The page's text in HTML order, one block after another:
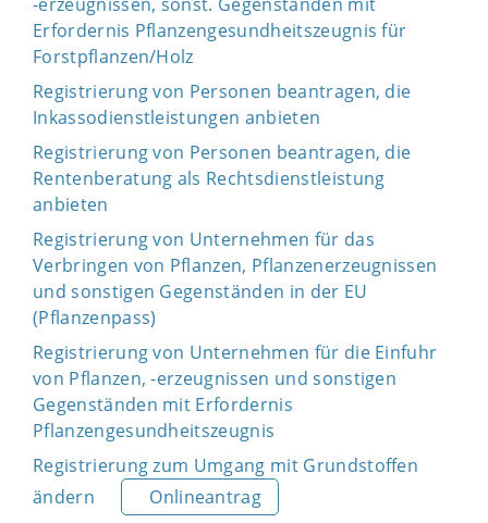
Erfordernis Pflanzengesundheitszeugnis für
Forstpflanzen/Holz
Registrierung von Personen beantragen, die
Inkassodienstleistungen anbieten
Registrierung von Personen beantragen, die
Rentenberatung als Rechtsdienstleistung
anbieten
Registrierung von Unternehmen für das
Verbringen von Pflanzen, Pflanzenerzeugnissen
und sonstigen Gegenständen in der EU
(Pflanzenpass)
Registrierung von Unternehmen für die Einfuhr
von Pflanzen, -erzeugnissen und sonstigen
Gegenständen mit Erfordernis
Pflanzengesundheitszeugnis
Registrierung zum Umgang mit Grundstoffen
ändern
Onlineantrag